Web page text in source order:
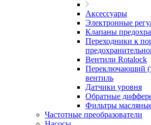
Аксессуары
Электронные
Клапаны
Переходники к
Вентили Rotalock
Переключающий
вентиль
Датчики уровня
Обратные
Фильтры
Частотные преобразователи